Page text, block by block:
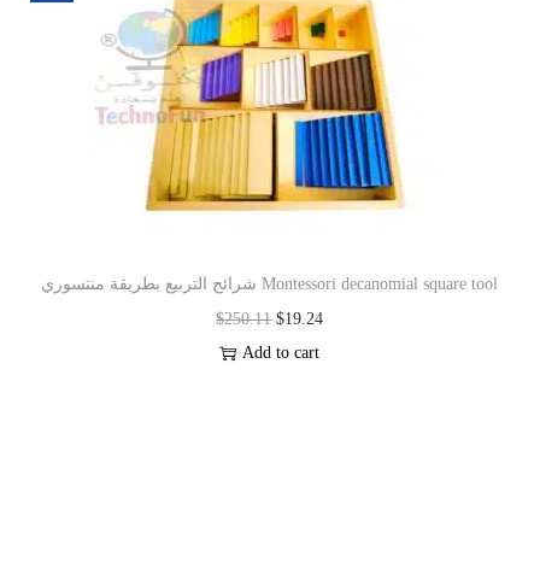
شرائح التربيع بطريقة منتسوري Montessori decanomial square tool
$250.11 $19.24
Add to cart